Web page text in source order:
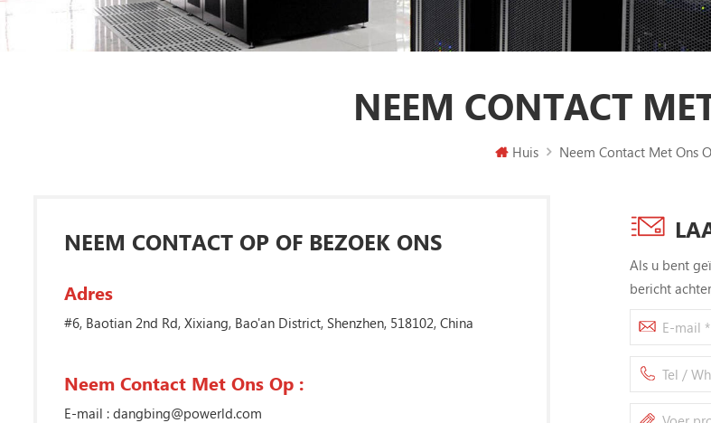
NEEM CONTACT
Huis Neem Contact Met Ons
NEEM CONTACT OP OF BEZOEK ONS
Adres
#6, Baotian 2nd Rd, Xixiang, Bao'an District, Shenzhen, 518102, China
Neem Contact Met Ons Op :
E-mail : dangbing@powerld.com
Als u bent
bericht